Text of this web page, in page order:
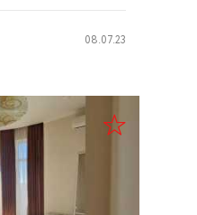
08.07.23